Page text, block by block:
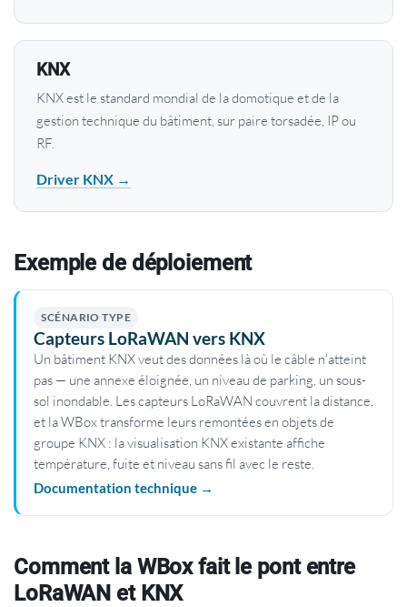
KNX
KNX est le standard mondial de la domotique et de la
gestion technique du bâtiment, sur paire torsadée, IP ou
RF.
Driver KNX →
Exemple de déploiement
SCÉNARIO TYPE
Capteurs LoRaWAN vers KNX
Un bâtiment KNX veut des données là où le câble n'atteint
pas — une annexe éloignée, un niveau de parking, un sous-
sol inondable. Les capteurs LoRaWAN couvrent la distance,
et la WBox transforme leurs remontées en objets de
groupe KNX : la visualisation KNX existante affiche
température, fuite et niveau sans fil avec le reste.
Documentation technique →
Comment la WBox fait le pont entre
LoRaWAN et KNX